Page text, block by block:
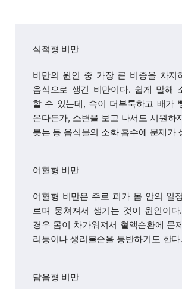
식적형 비만
비만의 원인 중 가장 큰 비중을 차지
음식으로 생긴 비만이다. 쉽게 말해
할 수 있는데, 속이 더부룩하고 배가
온다든가, 소변을 보고 나서도 시원하
붓는 등 음식물의 소화 흡수에 문제가
어혈형 비만
어혈형 비만은 주로 피가 몸 안의 일
르며 뭉쳐져서 생기는 것이 원인이
경우 몸이 차가워져서 혈액순환에 문
리통이나 생리불순을 동반하기도 한다.
담음형 비만